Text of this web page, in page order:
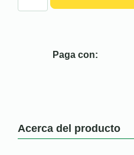
Paga con:
Acerca del producto